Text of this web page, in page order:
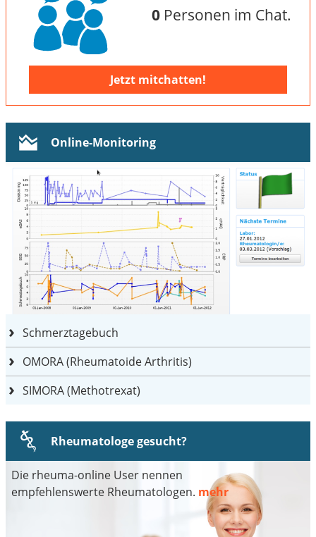
0Personen im Chat.
Jetzt mitchatten!
Online-Monitoring
Schmerztagebuch
OMORA (Rheumatoide Arthritis)
SIMORA (Methotrexat)
Rheumatologe gesucht?
Die rheuma-online User nennen
empfehlenswerte Rheumatologen. mehr